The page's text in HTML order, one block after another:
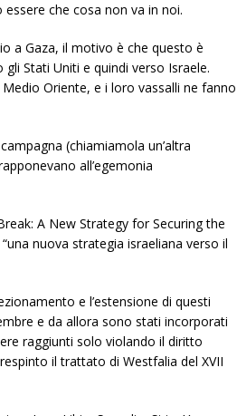
che cosa non va in noi.
a Gaza, il motivo è che questo è
Stati Uniti e quindi verso Israele.
Oriente, e i loro vassalli ne fanno
(chiamiamola un’altra
all’egemonia
A New Strategy for Securing the
nuova strategia israeliana verso il
e l’estensione di questi
e da allora sono stati incorporati
raggiunti solo violando il diritto
il trattato di Westfalia del XVII